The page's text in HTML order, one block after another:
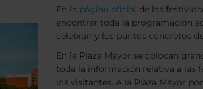
En la página oficial de las
encontrar toda la programación
celebran y los puntos concretos
En la Plaza Mayor se colocan
toda la información relativa a las
los visitantes. A la Plaza Mayor